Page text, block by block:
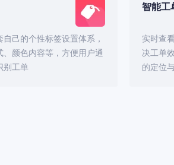
己的个性标签设置体系，
颜色内容等，方便用户通
别工单
智能工
实时查
决工单
的定位